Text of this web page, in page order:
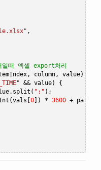
,
때 엑셀 export처리
, column, value)
&& value)
{
. split ( ":" );
(vals 0 ]) * 3600 +